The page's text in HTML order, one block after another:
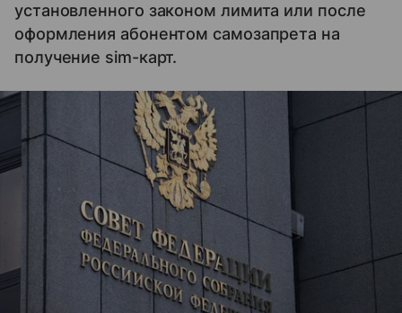
установленного законом лимита или после
оформления абонентом самозапрета на
получение sim-карт.